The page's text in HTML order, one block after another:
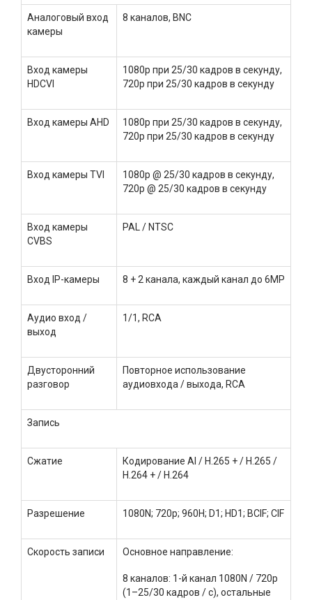
Аналоговый вход
камеры
8 каналов, BNC
Вход камеры
HDCVI
1080p при 25/30 кадров в секунду,
720p при 25/30 кадров в секунду
Вход камеры AHD
1080p при 25/30 кадров в секунду,
720p при 25/30 кадров в секунду
Вход камеры TVI
1080p @ 25/30 кадров в секунду,
720p @ 25/30 кадров в секунду
Вход камеры
CVBS
PAL / NTSC
Вход IP-камеры 8 + 2 канала, каждый канал до 6MP
Аудио вход /
выход
1/1, RCA
Двусторонний
разговор
Повторное использование
аудиовхода / выхода, RCA
Запись
Сжатие
Кодирование AI / H.265 + / H.265 /
H.264 + / H.264
Разрешение 1080N; 720p; 960H; D1; HD1; BCIF; CIF
Скорость записи Основное направление:
8 каналов: 1-й канал 1080N / 720p
(1–25/30 кадров / с), остальные